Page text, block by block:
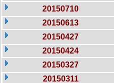
20150710
20150613
20150427
20150424
20150327
20150311